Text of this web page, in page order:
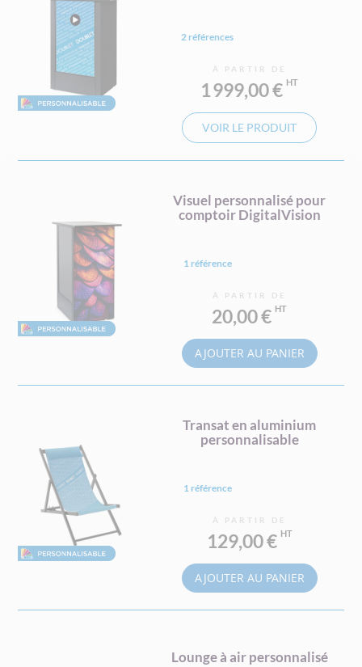
2 références
À PARTIR DE
1 999,00 €
VOIR LE PRODUIT
Visuel personnalisé pour
comptoir DigitalVision
1 référence
À PARTIR DE
20,00 €
AJOUTER AU PANIER
Transat en aluminium
personnalisable
1 référence
À PARTIR DE
129,00 €
AJOUTER AU PANIER
Lounge à air personnalisé